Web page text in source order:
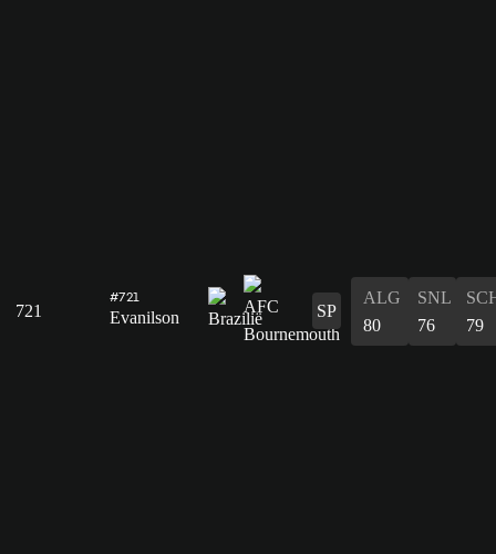
721
#721
Evanilson SP
ALG
80
SNL
76
79